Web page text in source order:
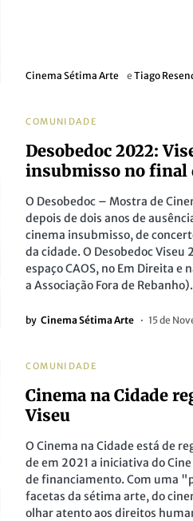
Cinema Sétima Arte eTiago
COMUNIDADE
Desobedoc 2022:
insubmisso no final
O Desobedoc – Mostra de
depois de dois anos de
cinema insubmisso, de
da cidade. O Desobedoc
espaço CAOS, no Em Direita e
a Associação Fora de Rebanho).
by Cinema Sétima Arte 15 de
COMUNIDADE
Cinema na Cidade
Viseu
O Cinema na Cidade está de
de em 2021 a iniciativa do
de financiamento. Com uma
facetas da sétima arte, do
olhar atento aos direitos